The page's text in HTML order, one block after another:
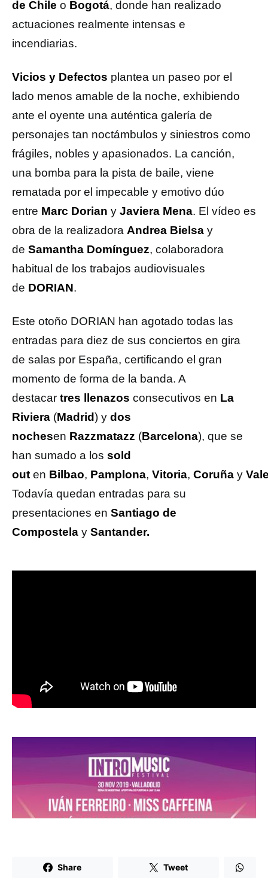
de Chile o Bogotá, donde han realizado
actuaciones realmente intensas e
incendiarias.
Vicios y Defectos plantea un paseo por el
lado menos amable de la noche, exhibiendo
ante el oyente una auténtica galería de
personajes tan noctámbulos y siniestros como
frágiles, nobles y apasionados. La canción,
una bomba para la pista de baile, viene
rematada por el impecable y emotivo dúo
entre Marc Dorian y Javiera Mena. El vídeo es
obra de la realizadora Andrea Bielsa y
de Samantha Domínguez, colaboradora
habitual de los trabajos audiovisuales
de DORIAN.
Este otoño DORIAN han agotado todas las
entradas para diez de sus conciertos en gira
de salas por España, certificando el gran
momento de forma de la banda. A
destacar tres llenazos consecutivos en La
Riviera (Madrid) y dos
nochesen Razzmatazz (Barcelona), que se
han sumado a los sold
out en Bilbao, Pamplona, Vitoria, Coruña y
Todavía quedan entradas para su
presentaciones en Santiago de
Compostela y Santander.
Share Tweet